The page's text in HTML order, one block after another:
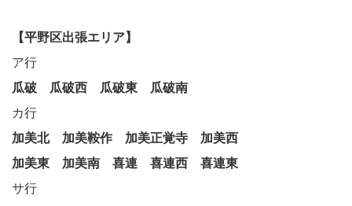
【平野区出張エリア】
ア行
瓜破
瓜破西 瓜破東
瓜破南
カ行
加美北
加美鞍作 加美正覚寺
加美西
加美東
加美南 喜連 喜連西
喜連東
サ行